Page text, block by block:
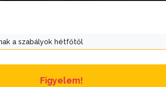
a szabályok hétfőtől
Figyelem!